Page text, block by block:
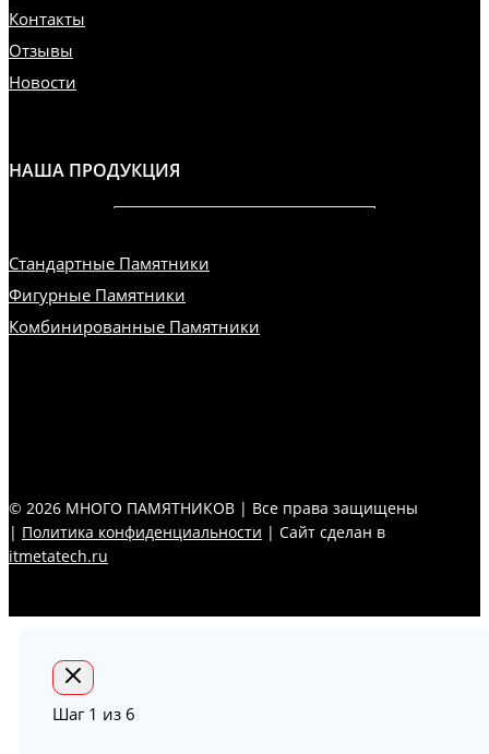
Контакты
Отзывы
Новости
НАША ПРОДУКЦИЯ
Стандартные Памятники
Фигурные Памятники
Комбинированные Памятники
© 2026 МНОГО ПАМЯТНИКОВ | Все права защищены
| Политика конфиденциальности | Сайт сделан в
itmetatech.ru
Шаг 1 из 6